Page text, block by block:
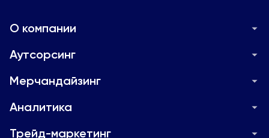
О компании
Контакты
Телефон доверия
Аутсорсинг
Аутсорсинг для производства
Аутсорсинг персонала через MSP
Мерчандайзинг
Эксклюзивный мерчандайзинг
Совмещенный мерчандайзинг
Аналитика
Трейд-маркетинг